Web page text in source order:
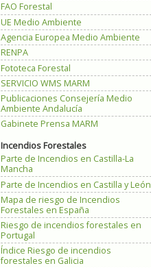
FAO Forestal
UE Medio Ambiente
Agencia Europea Medio Ambiente
RENPA
Fototeca Forestal
SERVICIO WMS MARM
Publicaciones Consejería Medio
Ambiente Andalucía
Gabinete Prensa MARM
Incendios Forestales
Parte de Incendios en Castilla-La
Mancha
Parte de Incendios en Castilla y León
Mapa de riesgo de Incendios
Forestales en España
Riesgo de incendios forestales en
Portugal
Índice Riesgo de incendios
forestales en Galicia